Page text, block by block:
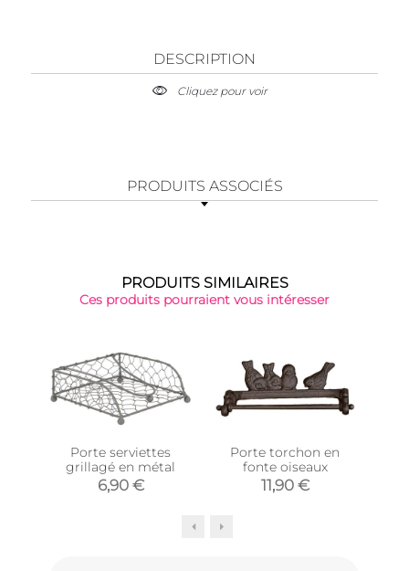
DESCRIPTION
Cliquez pour voir
PRODUITS ASSOCIÉS
PRODUITS SIMILAIRES
Ces produits pourraient vous intéresser
Porte serviettes
grillagé en métal
6,90 €
Porte torchon en
fonte oiseaux
11,90 €